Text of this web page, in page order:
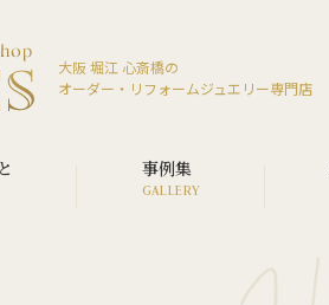
大阪 堀江 心斎橋の
オーダー・リフォームジュエリー専門店
事例集